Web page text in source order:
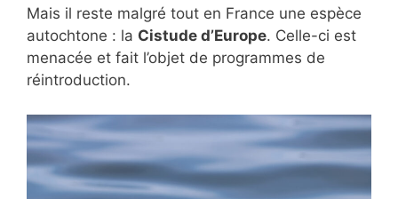
Mais il reste malgré tout en France une espèce
autochtone : la Cistude d’Europe. Celle-ci est
menacée et fait l’objet de programmes de
réintroduction.